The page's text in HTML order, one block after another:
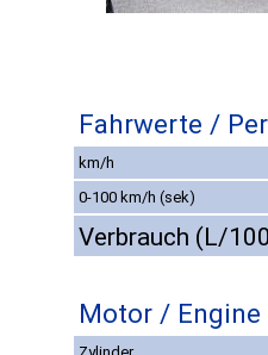
Fahrwerte /
km/h
0-100 km/h (sek)
Verbrauch (L/
Motor / Engine